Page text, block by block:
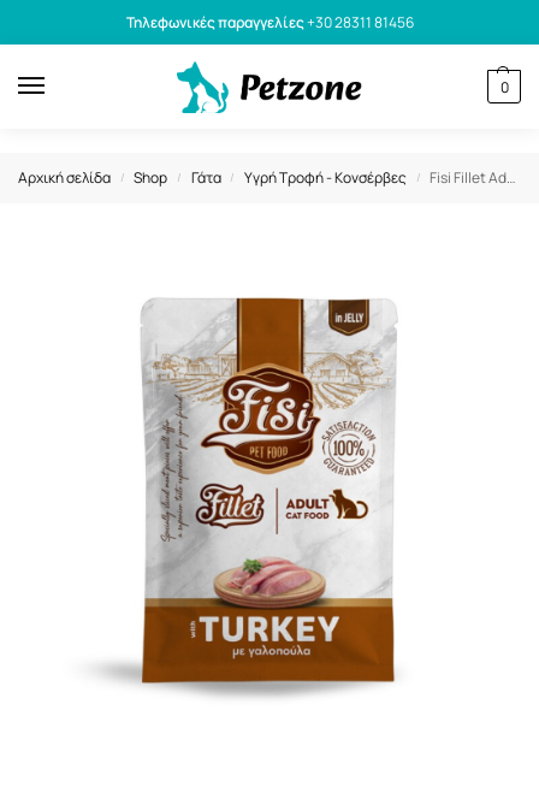
Τηλεφωνικές παραγγελίες+30 28311 81456
0
Αρχική σελίδα / Shop / Γάτα / Υγρή Τροφή - Κονσέρβες / Fisi Fillet Adult Cat Γαλοπούλα σε ζελέ 85gr